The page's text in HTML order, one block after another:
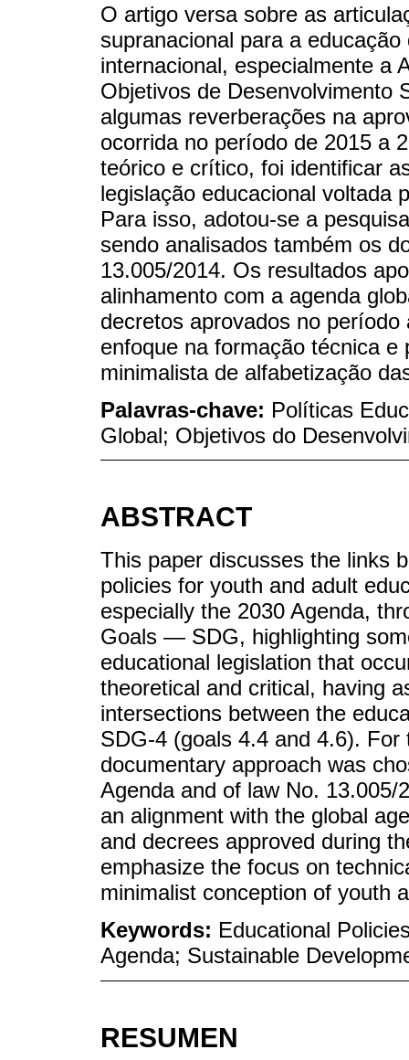
O artigo versa sobre as
supranacional para a
internacional, especialmente a
Objetivos de
algumas reverberações na
ocorrida no período de 2015 a
teórico e crítico, foi identificar
legislação educacional voltada
Para isso, adotou-se a
sendo analisados também os
13.005/2014. Os resultados
alinhamento com a agenda
decretos aprovados no
enfoque na formação técnica
minimalista de alfabetização
Palavras-chave: Políticas
Global; Objetivos do
ABSTRACT
This paper discusses the links
policies for youth and adult
especially the 2030 Agenda,
Goals — SDG, highlighting
educational legislation that
theoretical and critical, having
intersections between the
SDG-4 (goals 4.4 and 4.6).
documentary approach was
Agenda and of law No.
an alignment with the global
and decrees approved during
emphasize the focus on
minimalist conception of youth
Keywords: Educational
Agenda; Sustainable
RESUMEN